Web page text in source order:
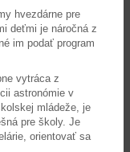
hvezdárne pre
deťmi je náročná z
im podať program
vytráca z
astronómie v
mládeže, je
pre školy. Je
orientovať sa